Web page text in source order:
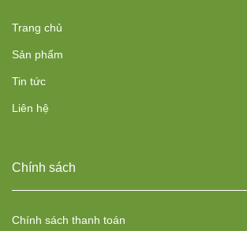
Trang chủ
Sản phẩm
Tin tức
Liên hệ
Chính sách
Chính sách thanh toán